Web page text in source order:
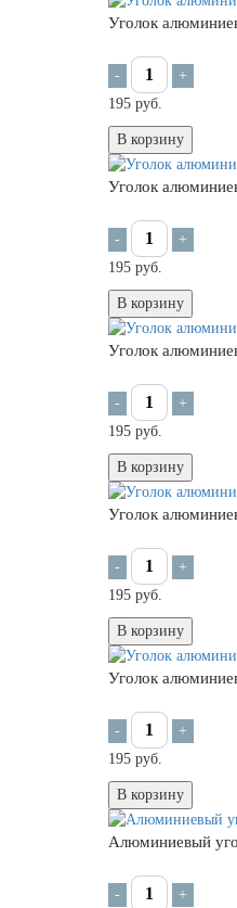
Уголок
-
+
195 руб.
В корзину
Уголок
-
+
195 руб.
В корзину
Уголок
-
+
195 руб.
В корзину
Уголок
-
+
195 руб.
В корзину
Уголок
-
+
195 руб.
В корзину
Алюминиевый
- +